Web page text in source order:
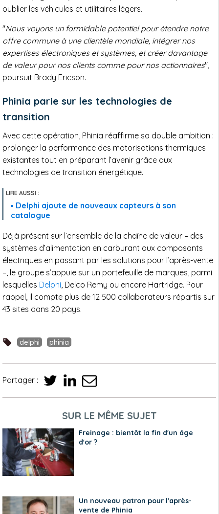
oublier les véhicules et utilitaires légers.
"Nous voyons un formidable potentiel pour étendre notre
offre commune à une clientèle mondiale, intégrer nos
expertises électroniques et systèmes, et créer davantage
de valeur pour nos clients comme pour nos actionnaires",
poursuit Brady Ericson.
Phinia parie sur les technologies de
transition
Avec cette opération, Phinia réaffirme sa double ambition :
prolonger la performance des motorisations thermiques
existantes tout en préparant l’avenir grâce aux
technologies de transition énergétique.
Delphi ajoute de nouveaux capteurs à son
catalogue
Déjà présent sur l’ensemble de la chaîne de valeur – des
systèmes d’alimentation en carburant aux composants
électriques en passant par les solutions pour l’après-vente
–, le groupe s’appuie sur un portefeuille de marques, parmi
lesquelles Delphi , Delco Remy ou encore Hartridge. Pour
rappel, il compte plus de 12 500 collaborateurs répartis sur
43 sites dans 20 pays.
delphi phinia
Partager :
SUR LE MÊME SUJET
Freinage : bientôt la fin d'un âge
d'or ?
Un nouveau patron pour l'après-
vente de Phinia